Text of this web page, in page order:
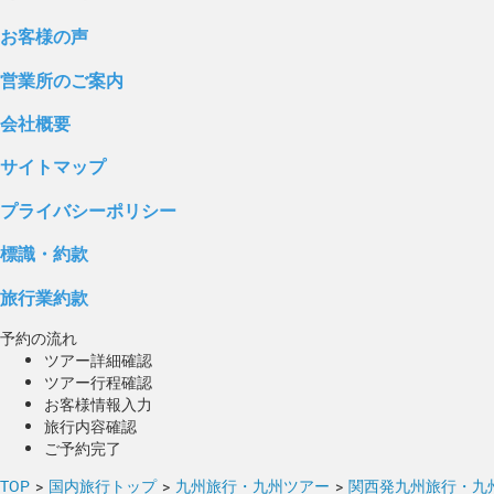
お客様の声
営業所のご案内
会社概要
サイトマップ
プライバシーポリシー
標識・約款
旅行業約款
予約の流れ
ツアー詳細確認
ツアー行程確認
お客様情報入力
旅行内容確認
ご予約完了
TOP > 国内旅行トップ > 九州旅行・九州ツアー > 関西発九州旅行・九